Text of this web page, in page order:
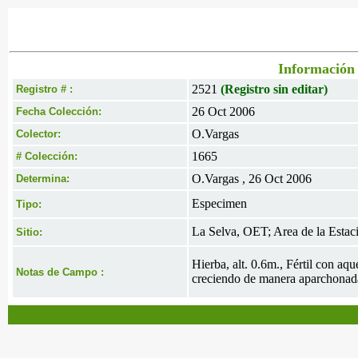
Información
Registro # : 2521 (Registro sin editar)
Fecha Colección: 26 Oct 2006
Colector: O.Vargas
# Colección: 1665
Determina: O.Vargas , 26 Oct 2006
Tipo: Especimen
Sitio: La Selva, OET; Area de la
Notas de Campo :
Hierba, alt. 0.6m., Fértil con
creciendo de manera